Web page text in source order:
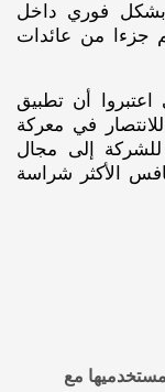
بشكل فوري داخل
جزءا من عائدات
أن تطبيق
في معركة
للشركة إلى مجال
الأكثر شراسة
مع